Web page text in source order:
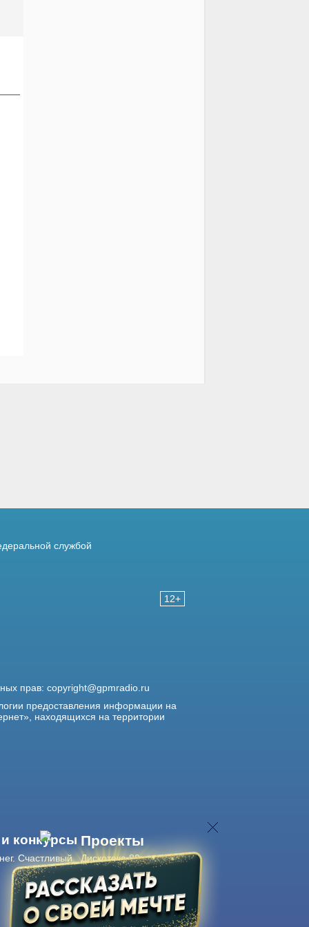
12+
службой
прав: copyright@gpmradio.ru
предоставления информации на
находящихся на территории
конкурсы
Счастливый
Проекты
Дискотека 80-х
Живые концерты
Журнал Авторадио
Авторадиов смартфоне